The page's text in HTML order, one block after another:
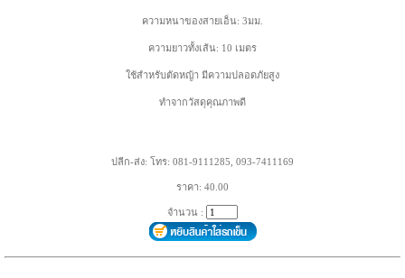
ความหนาของสายเอ็น: 3มม.
ความยาวทั้งเส้น: 10 เมตร
ใช้สำหรับตัดหญ้า มีความปลอดภัยสูง
ทำจากวัสดุคุณภาพดี
ปลีก-ส่ง: โทร: 081-9111285, 093-7411169
ราคา: 40.00
จำนวน :